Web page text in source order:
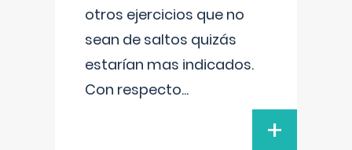
otros ejercicios que no
sean de saltos quizás
estarían mas indicados.
Con respecto...
+